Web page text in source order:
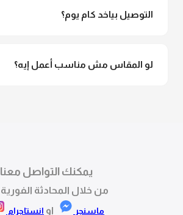
التوصيل بياخد كام يوم؟
لو المقاس مش مناسب أعمل إيه؟
يمكنك التواصل معنا
من خلال المحادثة الفورية
ماسنجر او انستاجرام